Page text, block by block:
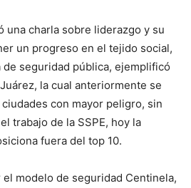
una charla sobre liderazgo y su
un progreso en el tejido social,
seguridad pública, ejemplificó
la cual anteriormente se
con mayor peligro, sin
trabajo de la SSPE, hoy la
fuera del top 10.
el modelo de seguridad Centinela,